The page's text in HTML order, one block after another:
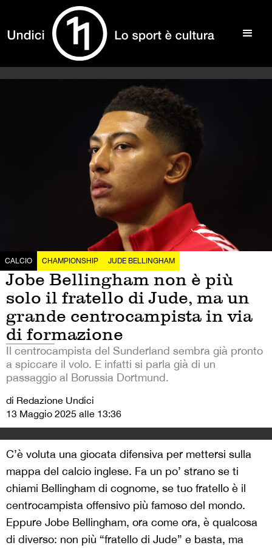
CALCIO CHAMPIONSHIP JUDE BELLINGHAM
Jobe Bellingham non è più
solo il fratello di Jude, ma un
grande centrocampista in via
di formazione
Il centrocampista del Sunderland sembra già pronto
a spiccare il volo. E infatti si parla già di un
passaggio al Borussia Dortmund.
di Redazione Undici
13 Maggio 2025 alle 13:36
C’è voluta una giocata difensiva per mettersi sulla
mappa del calcio inglese. Fa un po’ strano se ti
chiami Bellingham di cognome, se tuo fratello è il
centrocampista offensivo più famoso del mondo.
Eppure Jobe Bellingham, ora come ora, è qualcosa
di diverso: non più “fratello di Jude” e basta, ma